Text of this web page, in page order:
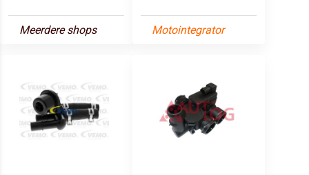
Meerdere shops Motointegrator